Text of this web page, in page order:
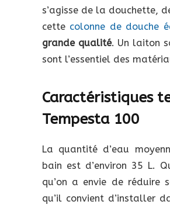
s’agisse de la douchette,
cette colonne de douche
grande qualité. Un laiton
sont l’essentiel des
Caractéristiques
Tempesta 100
La quantité d’eau
bain est d’environ 35 L.
qu’on a envie de réduire
qu’il convient d’installer